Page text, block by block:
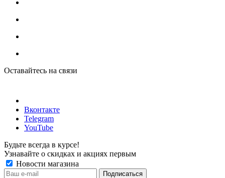
Оставайтесь на связи
Вконтакте
Telegram
YouTube
Будьте всегда в курсе!
Узнавайте о скидках и акциях первым
Новости магазина